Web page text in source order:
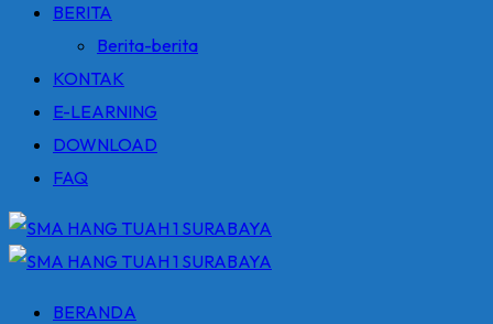
BERITA
Berita-berita
KONTAK
E-LEARNING
DOWNLOAD
FAQ
BERANDA